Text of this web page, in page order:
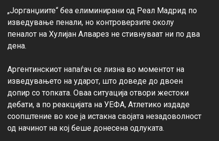
„Јорганџиите“ беа елиминирани од Реал Мадрид по
изведување пенали, но контроверзите околу
пеналот на Хулијан Алварез не стивнуваат ни по два
дена.
Аргентинскиот напаѓач се лизна во моментот на
изведувањето на ударот, што доведе до двоен
допир со топката. Оваа ситуација отвори жестоки
дебати, а по реакцијата на УЕФА, Атлетико издаде
соопштение во кое ја истакна својата незадоволност
од начинот на кој беше донесена одлуката.